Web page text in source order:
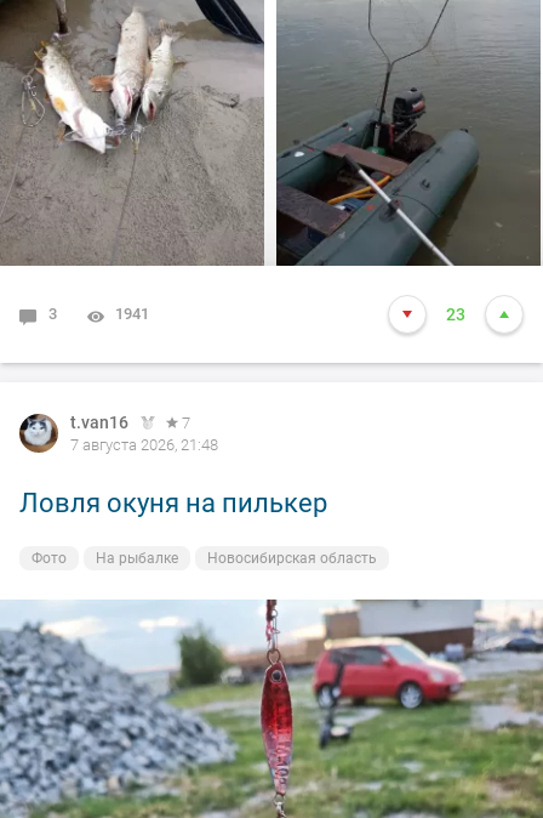
произошло не которое событие. Я предупредил деда
т.е собирайся домой, а сам от него 100м. И в отвес
между бревен я опустил блесну и понятно толи зацеп,
толи рыба, да оказалось опять дур махина, но я думаю
14-15 это точно. Так вот она меня помучила и я ее в
подсак, сильно ударила и в сплеск. Как так получилось
что в подсаке осталась одна блесна. Ну и как всегда
вам нхнч!!!
3 1941 23
t.van16
7
7 августа 2026, 21:48
Ловля окуня на пилькер
Фото На рыбалке Новосибирская область